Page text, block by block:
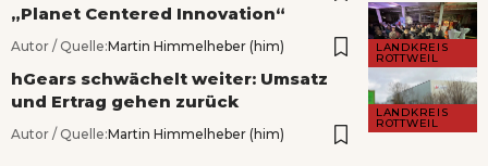
LANDKREIS
ROTTWEIL
„Planet Centered Innovation“
Autor / Quelle:Martin Himmelheber (him)
LANDKREIS
ROTTWEIL
hGears schwächelt weiter: Umsatz
und Ertrag gehen zurück
Autor / Quelle:Martin Himmelheber (him)